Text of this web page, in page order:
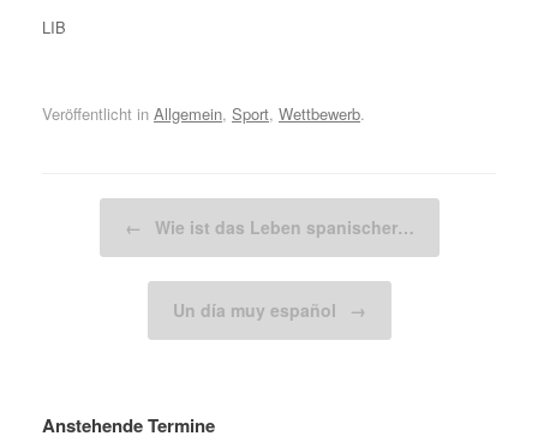
LIB
Veröffentlicht in Allgemein, Sport, Wettbewerb.
← Wie ist das Leben spanischer…
Un día muy español →
Anstehende Termine